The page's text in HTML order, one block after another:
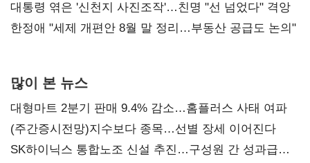
챙기기'
대통령 엮은 '신천지 사진조작'…친명 "선 넘었다" 격앙
한정애 "세제 개편안 8월 말 정리…부동산 공급도 논의"
많이 본 뉴스
대형마트 2분기 판매 9.4% 감소…홈플러스 사태 여파
(주간증시전망)지수보다 종목…선별 장세 이어진다
SK하이닉스 통합노조 신설 추진…구성원 간 성과급